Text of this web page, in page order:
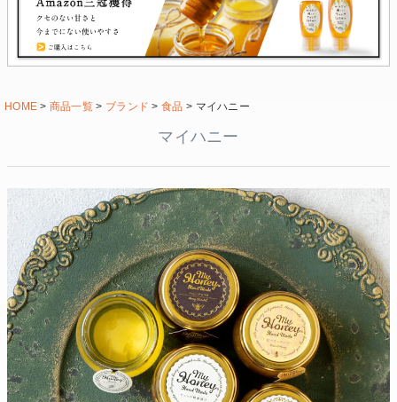
HOME 商品一覧 ブランド 食品 マイハニー
マイハニー